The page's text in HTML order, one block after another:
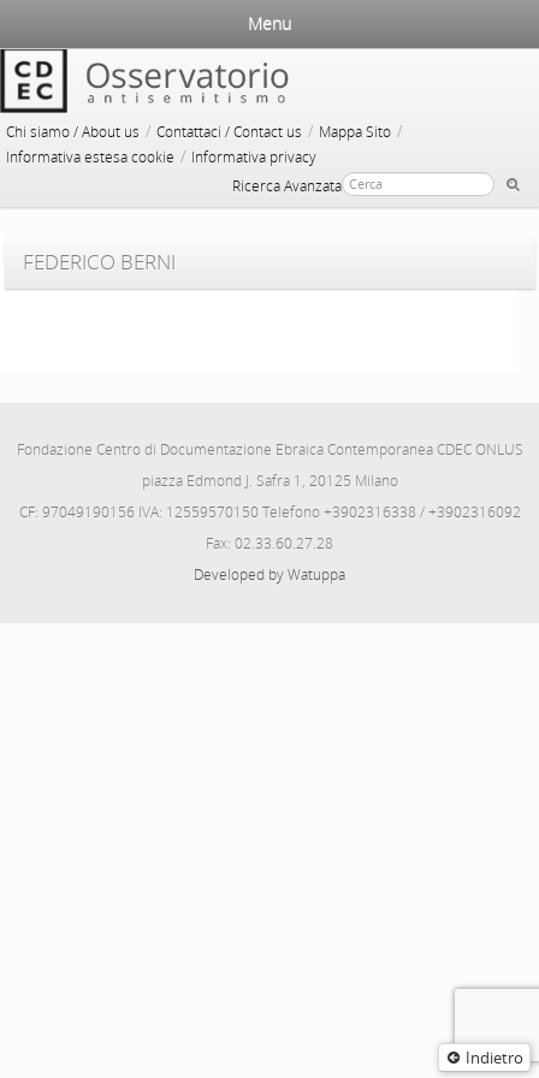
Chi siamo / About us / Contattaci / Contact us / Mappa Sito /
Informativa estesa cookie / Informativa privacy
Ricerca Avanzata
Menu
Indietro
FEDERICO BERNI
Fondazione Centro di Documentazione Ebraica Contemporanea CDEC ONLUS
piazza Edmond J. Safra 1, 20125 Milano
CF: 97049190156 IVA: 12559570150 Telefono +3902316338 / +3902316092
Fax: 02.33.60.27.28
Developed by Watuppa